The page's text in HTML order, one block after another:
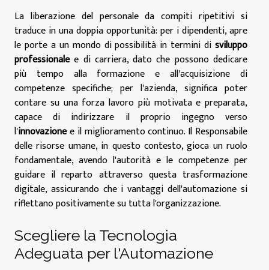
La liberazione del personale da compiti ripetitivi si
traduce in una doppia opportunità: per i dipendenti, apre
le porte a un mondo di possibilità in termini di sviluppo
professionalee di carriera, dato che possono dedicare
più tempo alla formazione e all'acquisizione di
competenze specifiche; per l'azienda, significa poter
contare su una forza lavoro più motivata e preparata,
capace di indirizzare il proprio ingegno verso
l'innovazionee il miglioramento continuo. Il Responsabile
delle risorse umane, in questo contesto, gioca un ruolo
fondamentale, avendo l'autorità e le competenze per
guidare il reparto attraverso questa trasformazione
digitale, assicurando che i vantaggi dell'automazione si
riflettano positivamente su tutta l'organizzazione.
Scegliere la Tecnologia
Adeguata per l'Automazione